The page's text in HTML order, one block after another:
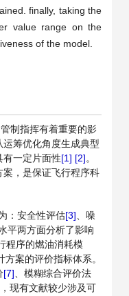
finally, taking the
value range on the
of the model.
制指挥有着重要的影
筹优化角度生成典型
一定片面性[1] [2]。
，是保证飞行程序科
：安全性评估[3] 、噪
平两方面分析了影响
程序的燃油消耗模
案的评价指标体系。
[7] 、模糊综合评价法
，现有文献较少涉及可